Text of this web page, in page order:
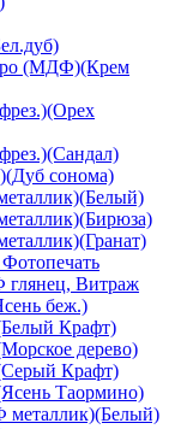
(МДФ)(Крем
сонома)
Витраж
беж.)
Крафт)
дерево)
Крафт)
Таормино)